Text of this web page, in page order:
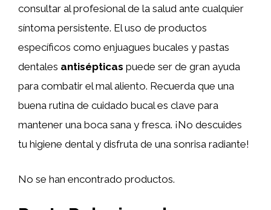
consultar al profesional de la salud ante cualquier
síntoma persistente. El uso de productos
específicos como enjuagues bucales y pastas
dentales antisépticas puede ser de gran ayuda
para combatir el mal aliento. Recuerda que una
buena rutina de cuidado bucal es clave para
mantener una boca sana y fresca. ¡No descuides
tu higiene dental y disfruta de una sonrisa radiante!
No se han encontrado productos.